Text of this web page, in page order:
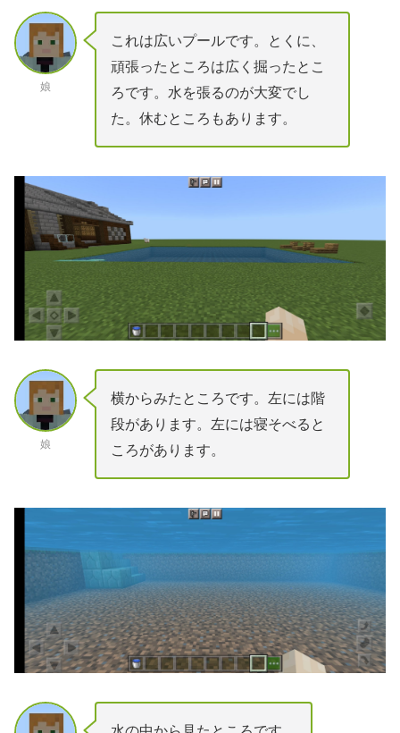
娘
これは広いプールです。とくに、
頑張ったところは広く掘ったとこ
ろです。水を張るのが大変でし
た。休むところもあります。
娘
横からみたところです。左には階
段があります。左には寝そべると
ころがあります。